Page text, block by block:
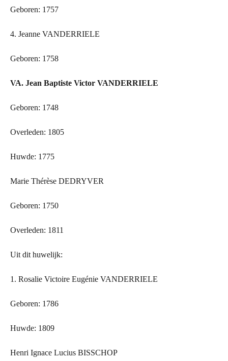
Geboren: 1757
4. Jeanne VANDERRIELE
Geboren: 1758
VA. Jean Baptiste Victor VANDERRIELE
Geboren: 1748
Overleden: 1805
Huwde: 1775
Marie Thérèse DEDRYVER
Geboren: 1750
Overleden: 1811
Uit dit huwelijk:
1. Rosalie Victoire Eugénie VANDERRIELE
Geboren: 1786
Huwde: 1809
Henri Ignace Lucius BISSCHOP